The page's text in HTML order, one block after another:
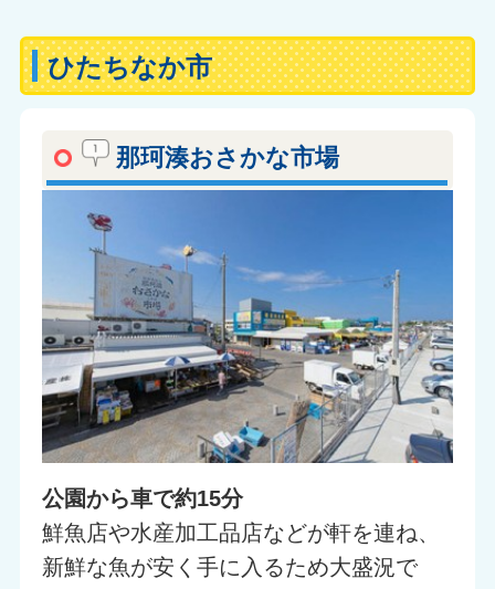
ひたちなか市
那珂湊おさかな市場
公園から車で約15分
鮮魚店や水産加工品店などが軒を連ね、
新鮮な魚が安く手に入るため大盛況で